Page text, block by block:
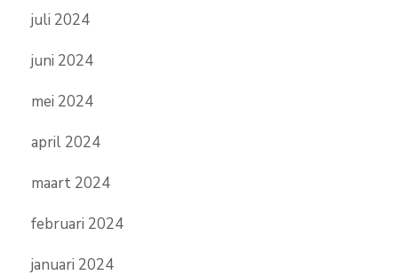
juli 2024
juni 2024
mei 2024
april 2024
maart 2024
februari 2024
januari 2024